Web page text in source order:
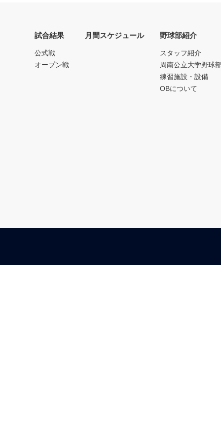
試合結果
公式戦
オープン戦
月間スケジュール 野球部紹介
スタッフ紹介
周南公立大学野球
練習施設・設備
OBについて